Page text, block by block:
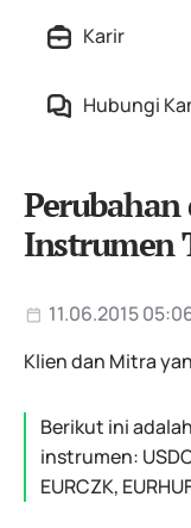
Karir
Hubungi
Instrumen
11.06.2015
Klien dan Mitra
Berikut ini
instrumen:
EURCZK,